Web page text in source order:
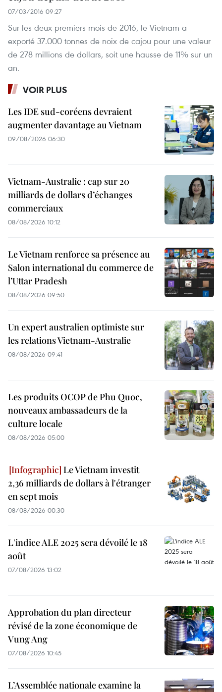
07/03/2016 09:27
Sur les deux premiers mois de 2016, le Vietnam a
exporté 37.000 tonnes de noix de cajou pour une valeur
de 278 millions de dollars, soit une hausse de 11% sur un
an.
VOIR PLUS
Les IDE sud-coréens devraient
augmenter davantage au Vietnam
09/08/2026 06:30
Vietnam-Australie : cap sur 20
milliards de dollars d’échanges
commerciaux
08/08/2026 10:12
Le Vietnam renforce sa présence au
Salon international du commerce de
l’Uttar Pradesh
08/08/2026 09:50
Un expert australien optimiste sur
les relations Vietnam-Australie
08/08/2026 09:41
Les produits OCOP de Phu Quoc,
nouveaux ambassadeurs de la
culture locale
08/08/2026 05:00
Le Vietnam investit
2,36 milliards de dollars à l'étranger
en sept mois
08/08/2026 00:30
L'indice ALE 2025 sera dévoilé le 18
août
07/08/2026 13:02
Approbation du plan directeur
révisé de la zone économique de
Vung Ang
07/08/2026 10:45
L’Assemblée nationale examine la